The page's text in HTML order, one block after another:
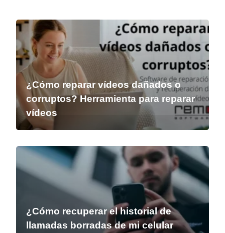
¿Cómo reparar vídeos dañados o
corruptos? Herramienta para reparar
vídeos
¿Cómo recuperar el historial de
llamadas borradas de mi celular